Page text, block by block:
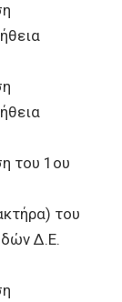
του 1ου
του
Δ.Ε.